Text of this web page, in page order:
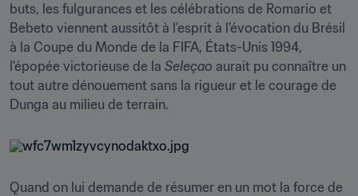
buts, les fulgurances et les célébrations de Romario et
Bebeto viennent aussitôt à l'esprit à l'évocation du Brésil
à la Coupe du Monde de la FIFA, États-Unis 1994,
l'épopée victorieuse de la Seleçao aurait pu connaître un
tout autre dénouement sans la rigueur et le courage de
Dunga au milieu de terrain.
Quand on lui demande de résumer en un mot la force de